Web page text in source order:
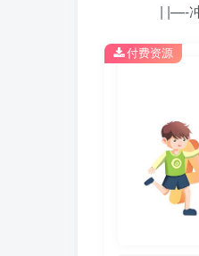
| |—-冲
付费资源